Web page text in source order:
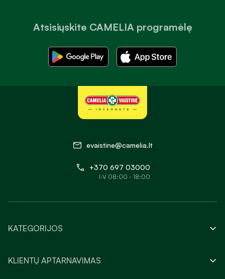
Atsisiųskite CAMELIA programėlę
evaistine@camelia.lt
+370 697 03000
I-V 08:00 - 18:00
KATEGORIJOS
KLIENTŲ APTARNAVIMAS